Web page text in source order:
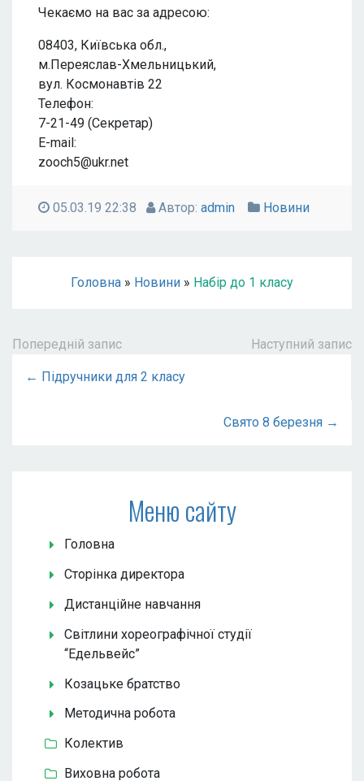
Чекаємо на вас за адресою:
08403, Київська обл.,
м.Переяслав-Хмельницький,
вул. Космонавтів 22
Телефон:
7-21-49 (Секретар)
E-mail:
zooch5@ukr.net
05.03.19 22:38 Автор: admin Новини
Головна » Новини » Набір до 1 класу
Попередній запис Наступний запис
← Підручники для 2 класу
Свято 8 березня →
Меню сайту
Головна
Сторінка директора
Дистанційне навчання
Світлини хореографічної студії
“Едельвейс”
Козацьке братство
Методична робота
Колектив
Виховна робота